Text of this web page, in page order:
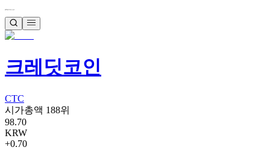
크레딧코인
CTC
시가총액 188위
98.70
KRW
+0.70